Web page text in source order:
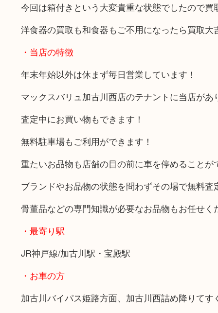
今回は箱付きという大変貴重な状態でしたので買
洋食器の買取も和食器もご不用になったら買取大
・当店の特徴
年末年始以外は休まず毎日営業しています！
マックスバリュ加古川西店のテナントに当店があ
査定中にお買い物もできます！
無料駐車場もご利用ができます！
重たいお品物も店舗の目の前に車を停めることが
ブランドやお品物の状態を問わずその場で無料査
骨董品などの専門知識が必要なお品物もお任せく
・最寄り駅
JR神戸線/加古川駅・宝殿駅
・お車の方
加古川バイパス姫路方面、加古川西詰め降りてす